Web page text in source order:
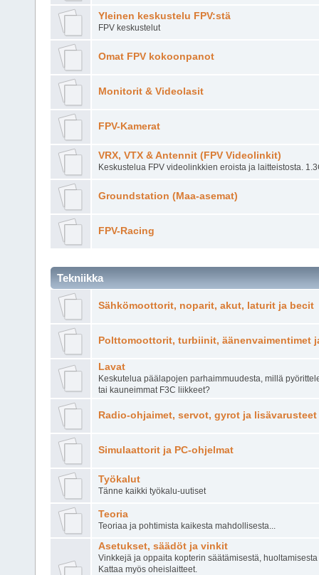
Yleinen keskustelu FPV:stä
FPV keskustelut
Omat FPV kokoonpanot
Monitorit & Videolasit
FPV-Kamerat
VRX, VTX & Antennit (FPV Videolinkit)
Keskustelua FPV videolinkkien eroista ja laitteistosta.
Groundstation (Maa-asemat)
FPV-Racing
Tekniikka
Sähkömoottorit, noparit, akut, laturit ja becit
Polttomoottorit, turbiinit, äänenvaimentimet
Lavat
Keskutelua päälapojen parhaimmuudesta, millä
tai kauneimmat F3C liikkeet?
Radio-ohjaimet, servot, gyrot ja lisävarusteet
Simulaattorit ja PC-ohjelmat
Työkalut
Tänne kaikki työkalu-uutiset
Teoria
Teoriaa ja pohtimista kaikesta mahdollisesta...
Asetukset, säädöt ja vinkit
Vinkkejä ja oppaita kopterin säätämisestä,
Kattaa myös oheislaitteet.